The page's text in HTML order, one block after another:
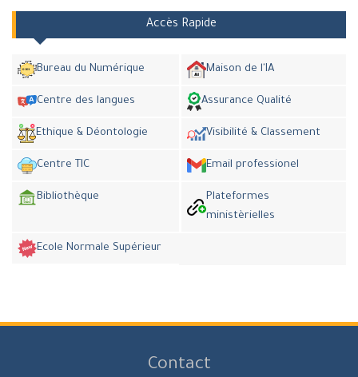
Accès Rapide
Bureau du Numérique Maison de l'IA
Centre des langues Assurance Qualité
Ethique & Déontologie Visibilité & Classement
Centre TIC Email professionel
Bibliothèque
Plateformes
ministèrielles
Ecole Normale Supérieur
Contact